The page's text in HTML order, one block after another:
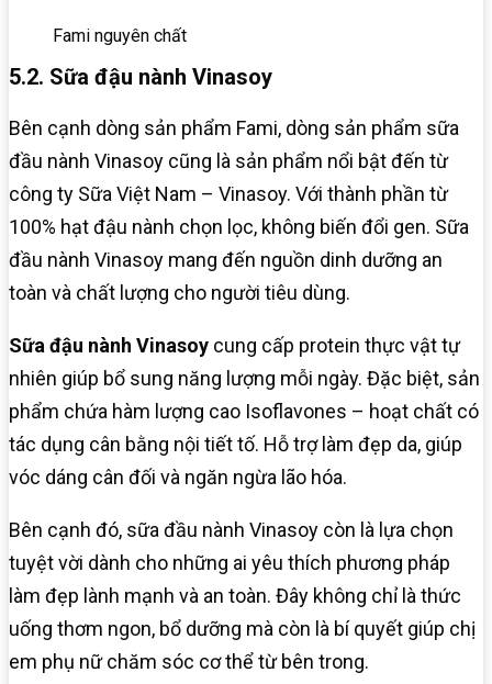
Fami nguyên chất
5.2. Sữa đậu nành Vinasoy
Bên cạnh dòng sản phẩm Fami, dòng sản phẩm sữa
đầu nành Vinasoy cũng là sản phẩm nổi bật đến từ
công ty Sữa Việt Nam – Vinasoy. Với thành phần từ
100% hạt đậu nành chọn lọc, không biến đổi gen. Sữa
đầu nành Vinasoy mang đến nguồn dinh dưỡng an
toàn và chất lượng cho người tiêu dùng.
Sữa đậu nành Vinasoy cung cấp protein thực vật tự
nhiên giúp bổ sung năng lượng mỗi ngày. Đặc biệt, sản
phẩm chứa hàm lượng cao Isoflavones – hoạt chất có
tác dụng cân bằng nội tiết tố. Hỗ trợ làm đẹp da, giúp
vóc dáng cân đối và ngăn ngừa lão hóa.
Bên cạnh đó, sữa đầu nành Vinasoy còn là lựa chọn
tuyệt vời dành cho những ai yêu thích phương pháp
làm đẹp lành mạnh và an toàn. Đây không chỉ là thức
uống thơm ngon, bổ dưỡng mà còn là bí quyết giúp chị
em phụ nữ chăm sóc cơ thể từ bên trong.